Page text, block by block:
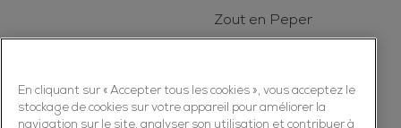
Zout en Peper
Kruiden
Specerijen
En cliquant sur « Accepter tous les cookies », vous acceptez le
stockage de cookies sur votre appareil pour améliorer la
navigation sur le site, analyser son utilisation et contribuer à